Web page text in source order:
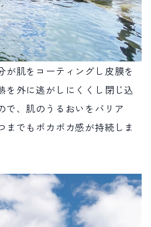
が肌をコーティングし皮膜を
を外に逃がしにくくし閉じ込
で、肌のうるおいをバリア
までもポカポカ感が持続しま